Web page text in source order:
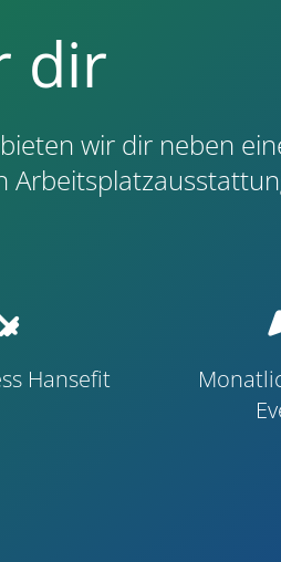
dir
wir dir neben
Hansefit